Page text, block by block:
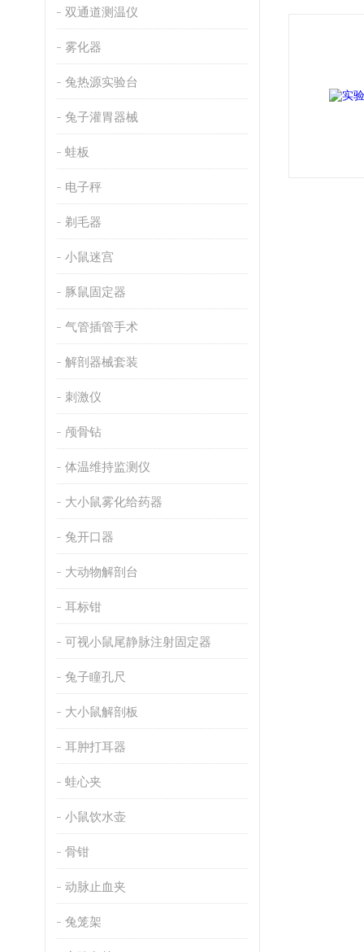
双通道测温仪
雾化器
兔热源实验台
兔子灌胃器械
蛙板
电子秤
剃毛器
小鼠迷宫
豚鼠固定器
气管插管手术
解剖器械套装
刺激仪
颅骨钻
体温维持监测仪
大小鼠雾化给药器
兔开口器
大动物解剖台
耳标钳
可视小鼠尾静脉注射固定器
兔子瞳孔尺
大小鼠解剖板
耳肿打耳器
蛙心夹
小鼠饮水壶
骨钳
动脉止血夹
兔笼架